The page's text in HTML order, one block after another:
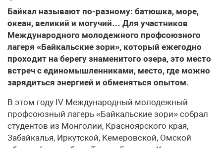
​Байкал называют по-разному: батюшка, море,
океан, великий и могучий… Для участников
Международного молодежного профсоюзного
лагеря «Байкальские зори», который ежегодно
проходит на берегу знаменитого озера, это место
встреч с единомышленниками, место, где можно
зарядиться энергией и обменяться опытом.
В этом году IV Международный молодежный
профсоюзный лагерь «Байкальские зори» собрал
студентов из Монголии, Красноярского края,
Забайкалья, Иркутской, Кемеровской, Омской